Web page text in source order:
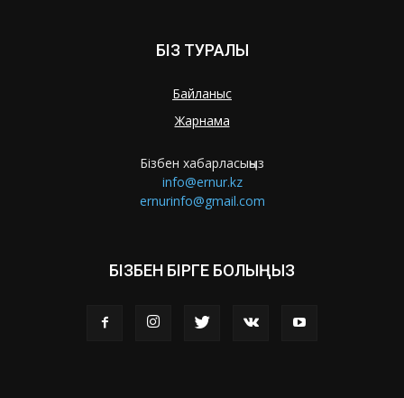
БІЗ ТУРАЛЫ
Байланыс
Жарнама
Бізбен хабарласыңыз
info@ernur.kz
ernurinfo@gmail.com
БІЗБЕН БІРГЕ БОЛЫҢЫЗ